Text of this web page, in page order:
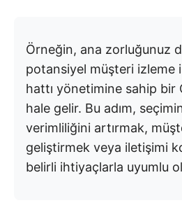
Örneğin, ana zorluğunuz
potansiyel müşteri izleme
hattı yönetimine sahip bir
hale gelir. Bu adım,
verimliliğini artırmak,
geliştirmek veya iletişimi
belirli ihtiyaçlarla uyumlu